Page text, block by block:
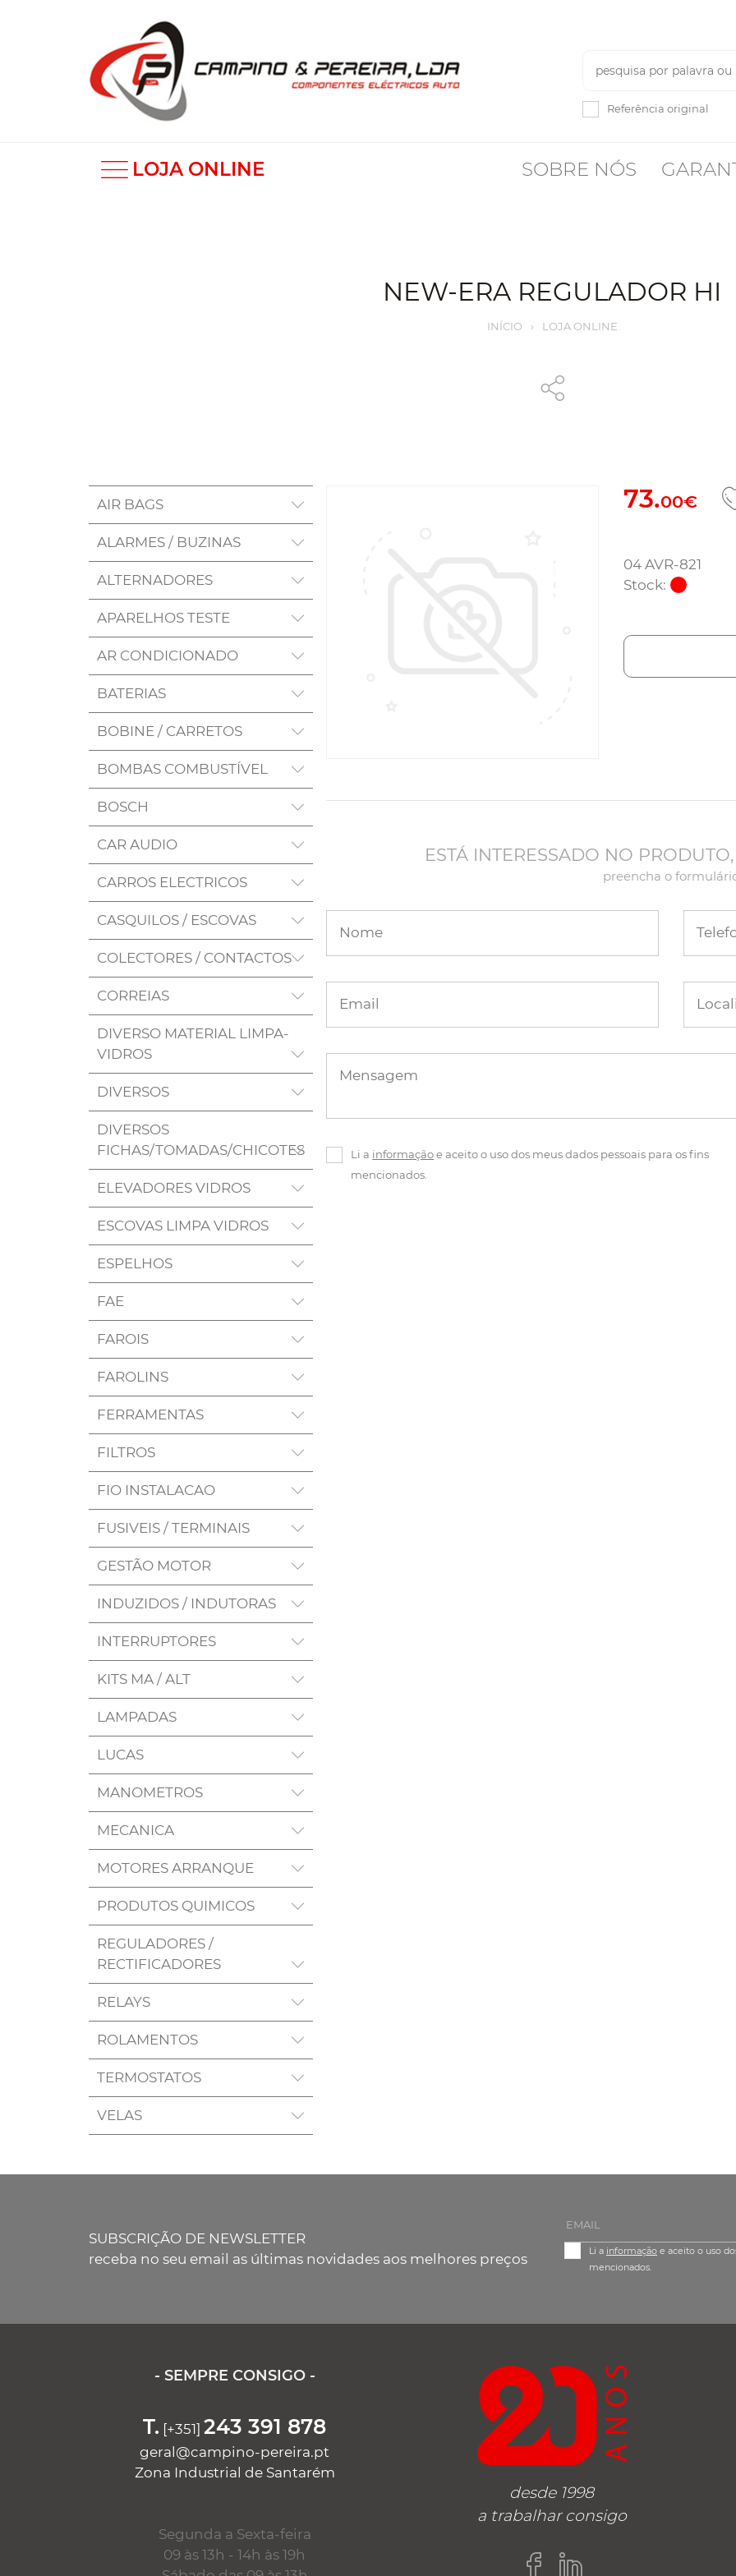
Referência original
LOJA ONLINE SOBRE NÓS
NEW-ERA REGULADOR HI
INÍCIO › LOJA ONLINE
AIR BAGS
ALARMES / BUZINAS
ALTERNADORES
APARELHOS TESTE
AR CONDICIONADO
BATERIAS
BOBINE / CARRETOS
BOMBAS COMBUSTÍVEL
BOSCH
CAR AUDIO
CARROS ELECTRICOS
CASQUILOS / ESCOVAS
COLECTORES / CONTACTOS
CORREIAS
DIVERSO MATERIAL LIMPA-
VIDROS
DIVERSOS
DIVERSOS
FICHAS/TOMADAS/CHICOTES
ELEVADORES VIDROS
ESCOVAS LIMPA VIDROS
ESPELHOS
FAE
FAROIS
FAROLINS
FERRAMENTAS
FILTROS
FIO INSTALACAO
FUSIVEIS / TERMINAIS
GESTÃO MOTOR
INDUZIDOS / INDUTORAS
INTERRUPTORES
KITS MA / ALT
LAMPADAS
LUCAS
MANOMETROS
MECANICA
MOTORES ARRANQUE
PRODUTOS QUIMICOS
REGULADORES /
RECTIFICADORES
RELAYS
ROLAMENTOS
TERMOSTATOS
VELAS
73.00€
04 AVR-821
Stock:
ESTÁ INTERESSADO NO
preencha o
Nome
Email
Mensagem
Li a informaçãoe aceito o uso dos meus dados pessoais para os fins
mencionados.
SUBSCRIÇÃO DE NEWSLETTER
receba no seu email as últimas novidades aos melhores preços
Li a informação e aceito o uso
mencionados.
- SEMPRE CONSIGO -
T. [+351]243 391 878
geral@campino-pereira.pt
Zona Industrial de Santarém
Segunda a Sexta-feira
09 às 13h - 14h às 19h
desde 1998
a trabalhar consigo